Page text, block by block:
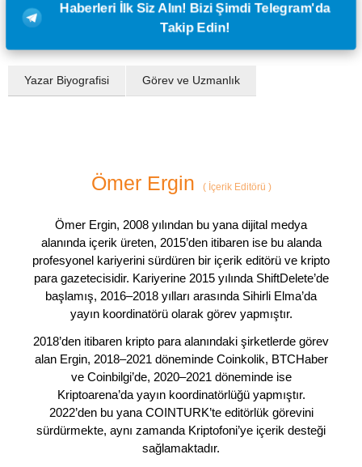
Haberleri İlk Siz Alın! Bizi Şimdi Telegram'da
Takip Edin!
Yazar Biyografisi Görev ve Uzmanlık
Ömer Ergin (İçerik Editörü )
Ömer Ergin, 2008 yılından bu yana dijital medya
alanında içerik üreten, 2015’den itibaren ise bu alanda
profesyonel kariyerini sürdüren bir içerik editörü ve kripto
para gazetecisidir. Kariyerine 2015 yılında ShiftDelete’de
başlamış, 2016–2018 yılları arasında Sihirli Elma’da
yayın koordinatörü olarak görev yapmıştır.
2018’den itibaren kripto para alanındaki şirketlerde görev
alan Ergin, 2018–2021 döneminde Coinkolik, BTCHaber
ve Coinbilgi’de, 2020–2021 döneminde ise
Kriptoarena’da yayın koordinatörlüğü yapmıştır.
2022’den bu yana COINTURK’te editörlük görevini
sürdürmekte, aynı zamanda Kriptofoni’ye içerik desteği
sağlamaktadır.